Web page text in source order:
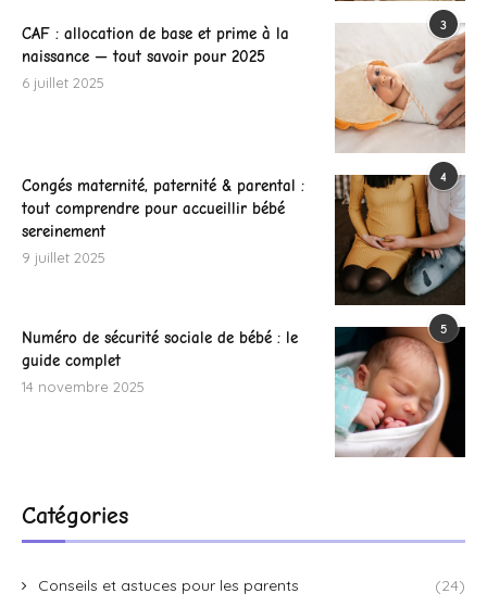
3
CAF : allocation de base et prime à la
naissance — tout savoir pour 2025
6 juillet 2025
4
Congés maternité, paternité & parental :
tout comprendre pour accueillir bébé
sereinement
9 juillet 2025
5
Numéro de sécurité sociale de bébé : le
guide complet
14 novembre 2025
Catégories
Conseils et astuces pour les parents
(24)